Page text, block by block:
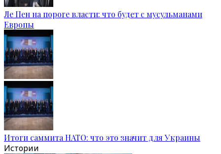
Ле Пен на пороге власти: что будет с мусульманами
Европы
Итоги саммита НАТО: что это значит для Украины
Истории